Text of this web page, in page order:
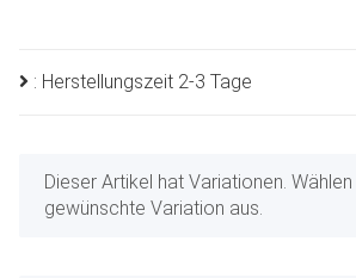
: Herstellungszeit 2-3 Tage
x
Dieser Artikel hat Variationen.
gewünschte Variation aus.